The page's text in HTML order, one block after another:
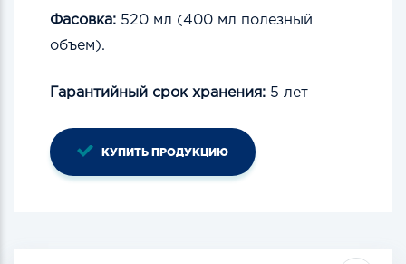
Фасовка: 520 мл (400 мл полезный
объем).
Гарантийный срок хранения: 5 лет
КУПИТЬ ПРОДУКЦИЮ